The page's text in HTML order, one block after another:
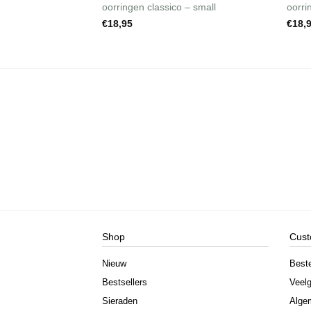
oorringen classico – small
€18,95
€
Shop
Nieuw
Bestsellers
Sieraden